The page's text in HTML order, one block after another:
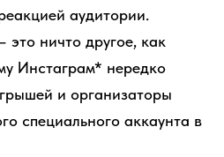
аудитории.
это ничто другое, как
Инстаграм* нередко
и организаторы
специального аккаунта в